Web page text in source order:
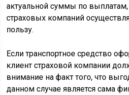
актуальной суммы по
страховых компаний
пользу.
Если транспортное средство
клиент страховой компании
внимание на факт того, что
данном случае является сама